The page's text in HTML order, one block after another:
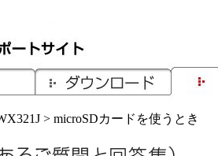
> microSDカードを使うとき